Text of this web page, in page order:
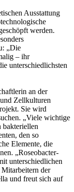
Ausstattung
werden.
„Die
– ihr
unterschiedlichsten
an der
Zellkulturen
Sie wird
„Viele wichtige
bakteriellen
den so
Elemente, die
„Roseobacter-
unterschiedlichen
der
und freut sich auf